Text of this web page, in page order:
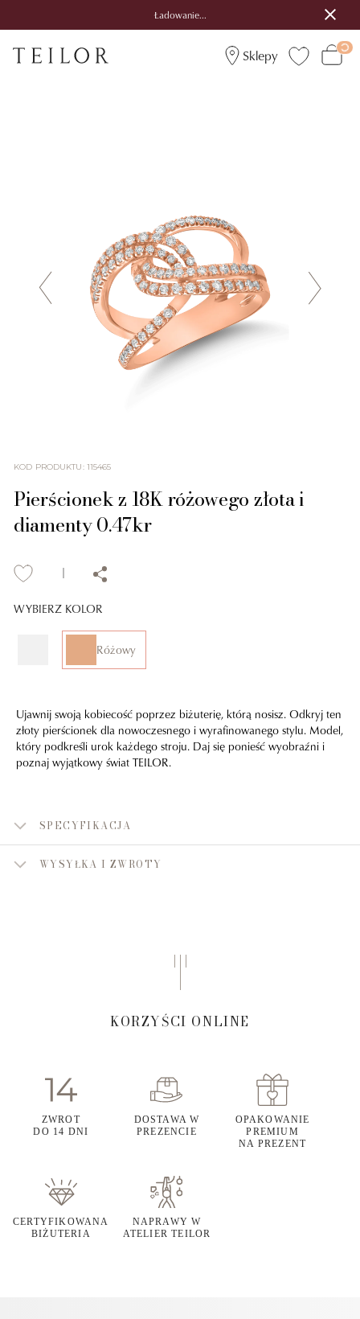
Ładowanie...
Sklepy
KOD PRODUKTU: 115465
Pierścionek z 18K różowego złota i
diamenty 0.47kr
WYBIERZ KOLOR
Różowy
Ujawnij swoją kobiecość poprzez biżuterię, którą nosisz. Odkryj ten
złoty pierścionek dla nowoczesnego i wyrafinowanego stylu. Model,
który podkreśli urok każdego stroju. Daj się ponieść wyobraźni i
poznaj wyjątkowy świat TEILOR.
SPECYFIKACJA
WYSYŁKA I ZWROTY
KORZYŚCI ONLINE
ZWROT
DO 14 DNI
DOSTAWA W
PREZENCIE
OPAKOWANIE
PREMIUM
NA PREZENT
CERTYFIKOWANA
BIŻUTERIA
NAPRAWY W
ATELIER TEILOR